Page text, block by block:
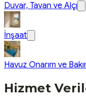
Duvar, Tavan ve Alçı
İnşaat
Havuz Onarım ve
Hizmet